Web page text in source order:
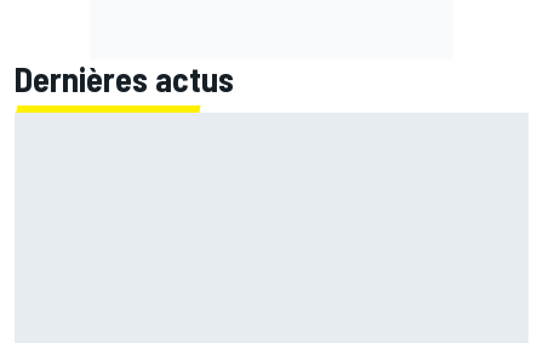
Dernières actus